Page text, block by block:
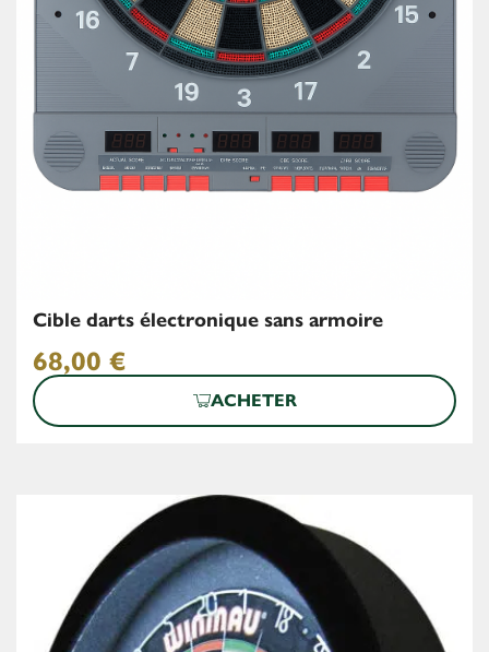
Cible darts électronique sans armoire
68,00 €
ACHETER